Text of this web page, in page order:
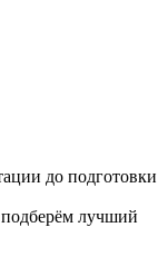
до подготовки
лучший